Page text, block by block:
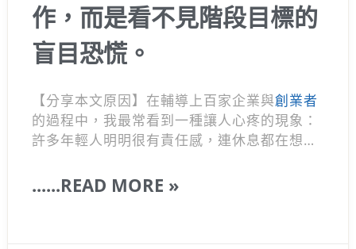
作，而是看不見階段目標的
盲目恐慌。
【分享本文原因】在輔導上百家企業與創業者
的過程中，我最常看到一種讓人心疼的現象：
許多年輕人明明很有責任感，連休息都在想工
你不夠優秀，而是你處在一種盲目恐慌的狀態
......READ MORE »